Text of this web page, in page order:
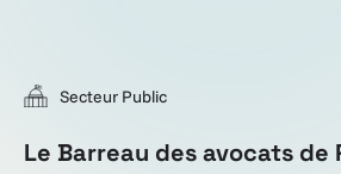
Secteur Public
Le Barreau des avocats de